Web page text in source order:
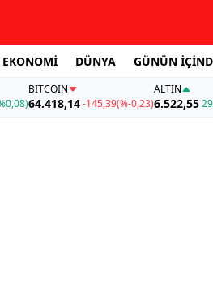
EKONOMİ DÜNYA GÜNÜN
BITCOIN
64.418,14-145,39(%-0,23)
ALTIN
6.522,55